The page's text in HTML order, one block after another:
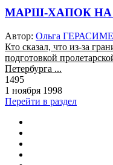
МАРШ-ХАПОК
Автор: Ольга
Кто сказал, что из-за
подготовкой
Петербурга ...
1495
1 ноября 1998
Перейти в раздел